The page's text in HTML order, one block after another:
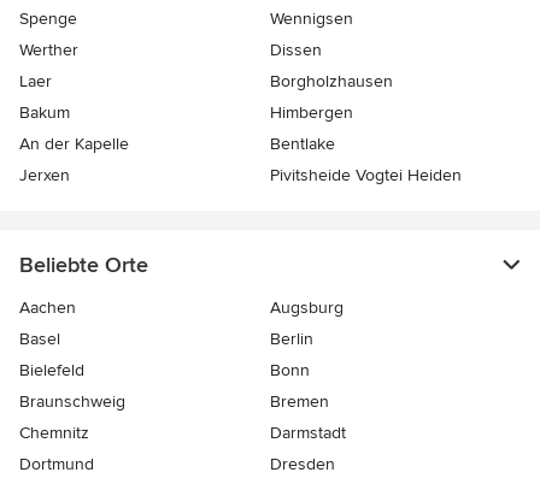
Spenge
Wennigsen
Werther
Dissen
Laer
Borgholzhausen
Bakum
Himbergen
An der Kapelle
Bentlake
Jerxen
Pivitsheide Vogtei Heiden
Beliebte Orte
Aachen
Augsburg
Basel
Berlin
Bielefeld
Bonn
Braunschweig
Bremen
Chemnitz
Darmstadt
Dortmund
Dresden